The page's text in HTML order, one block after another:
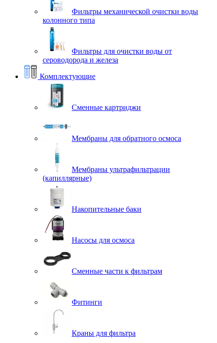
Фильтры механической очистки воды
колонного типа
Фильтры для очистки воды от
сероводорода и железа
Комплектующие
Сменные картриджи
Мембраны для обратного осмоса
Мембраны ультрафильтрации
(капиллярные)
Накопительные баки
Насосы для осмоса
Сменные части к фильтрам
Фитинги
Краны для фильтра